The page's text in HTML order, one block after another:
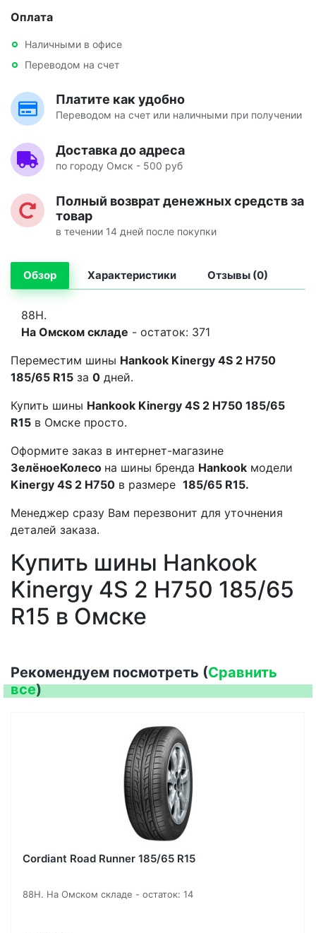
Оплата
Наличными в офисе
Переводом на счет
Платите как удобно
Переводом на счет или наличными при получении
Доставка до адреса
по городу Омск - 500 руб
Полный возврат денежных средств за
товар
в течении 14 дней после покупки
Обзор Характеристики Отзывы (0)
88H.
На Омском складе - остаток: 371
Переместим шины Hankook Kinergy 4S 2 H750
185/65 R15 за 0 дней.
Купить шины Hankook Kinergy 4S 2 H750 185/65
R15 в Омске просто.
Оформите заказ в интернет-магазине
ЗелёноеКолесо на шины бренда Hankook модели
Kinergy 4S 2 H750 в размере 185/65 R15.
Менеджер сразу Вам перезвонит для уточнения
деталей заказа.
Купить шины Hankook
Kinergy 4S 2 H750 185/65
R15 в Омске
Рекомендуем посмотреть (Сравнить
все)
Cordiant Road Runner 185/65 R15
88H. На Омском складе - остаток: 14